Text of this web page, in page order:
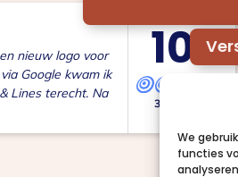
We
functies
35 reviews
10 ,0
nieuw logo voor
Google kwam ik
Lines terecht. Na